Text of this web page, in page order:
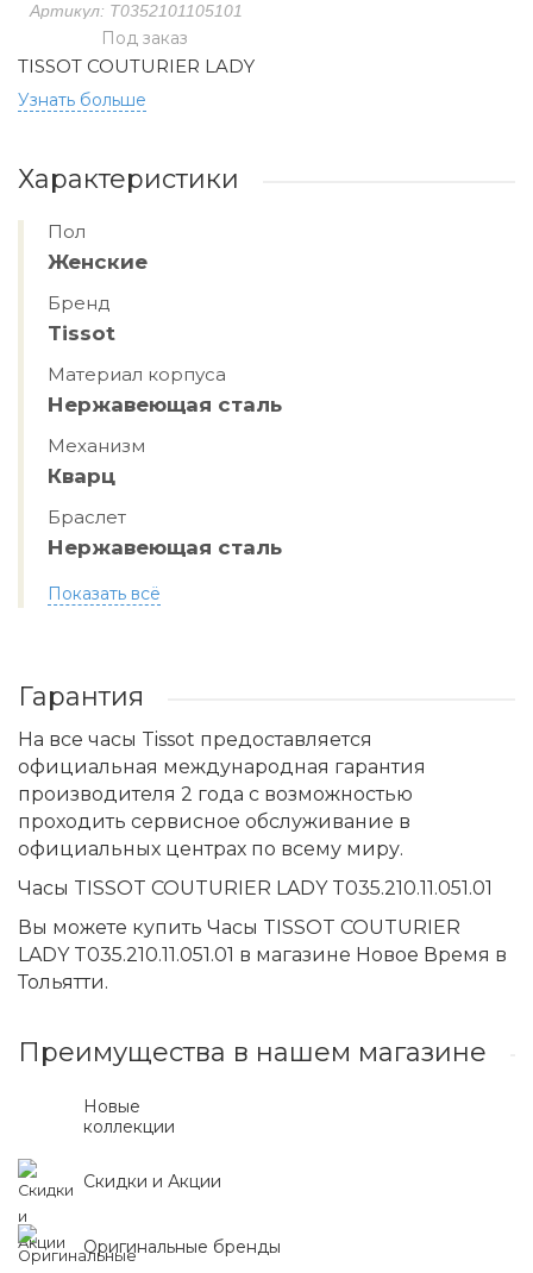
Артикул: T0352101105101
Под заказ
TISSOT COUTURIER LADY
Узнать больше
Характеристики
Пол
Женские
Бренд
Tissot
Материал корпуса
Нержавеющая сталь
Механизм
Кварц
Браслет
Нержавеющая сталь
Показать всё
Гарантия
На все часы Tissot предоставляется
официальная международная гарантия
производителя 2 года с возможностью
проходить сервисное обслуживание в
официальных центрах по всему миру.
Часы TISSOT COUTURIER LADY T035.210.11.051.01
Вы можете купить Часы TISSOT COUTURIER
LADY T035.210.11.051.01 в магазине Новое Время в
Тольятти.
Преимущества в нашем магазине
Новые
коллекции
Скидки и Акции
Оригинальные бренды